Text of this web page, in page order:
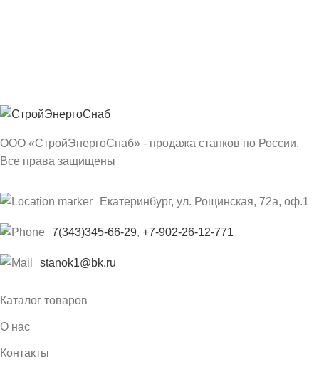
ООО «СтройЭнергоСнаб» - продажа станков по России.
Все права защищены
Екатеринбург, ул. Рощинская, 72а, оф.1
7(343)345-66-29, +7-902-26-12-771
stanok1@bk.ru
Каталог товаров
О нас
Контакты